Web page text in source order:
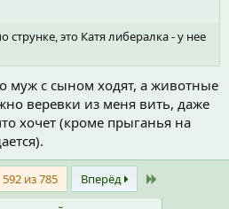
струнке, это Катя либералка - у нее
муж с сыном ходят, а животные
веревки из меня вить, даже
хочет (кроме прыганья на
592 из 785 Вперёд